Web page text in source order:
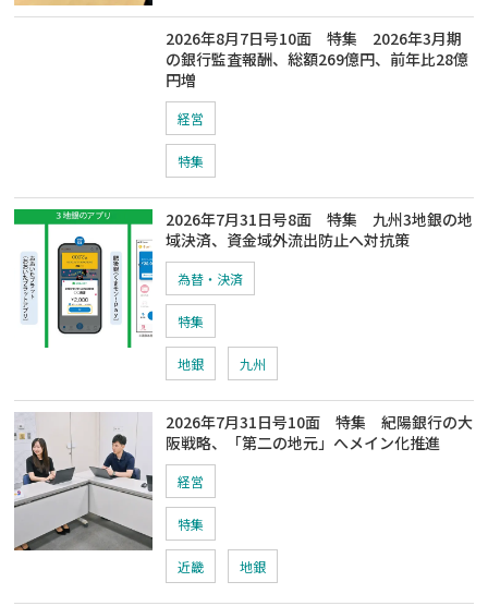
2026年8月7日号10面 特集 2026年3月期
の銀行監査報酬、総額269億円、前年比28億
円増
経営
特集
2026年7月31日号8面 特集 九州3地銀の地
域決済、資金域外流出防止へ対抗策
為替・決済
特集
地銀 九州
2026年7月31日号10面 特集 紀陽銀行の大
阪戦略、「第二の地元」へメイン化推進
経営
特集
近畿 地銀